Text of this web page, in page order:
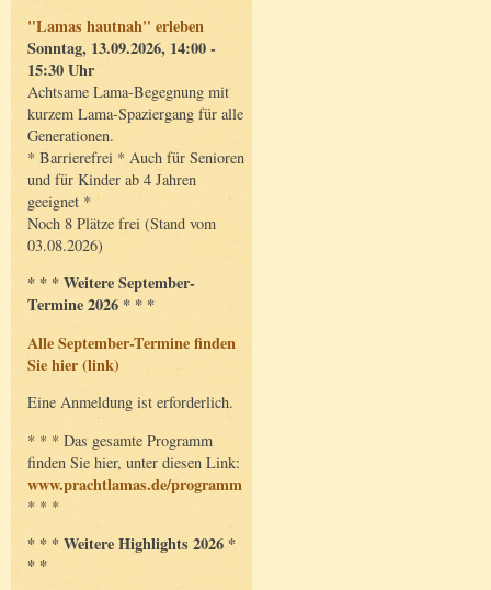
"Lamas hautnah" erleben
Sonntag, 13.09.2026, 14:00 -
15:30 Uhr
Achtsame Lama-Begegnung mit
kurzem Lama-Spaziergang für alle
Generationen.
* Barrierefrei * Auch für Senioren
und für Kinder ab 4 Jahren
geeignet *
Noch 8 Plätze frei (Stand vom
03.08.2026)
* * * Weitere September-
Termine 2026 * * *
Alle September-Termine finden
Sie hier (link)
Eine Anmeldung ist erforderlich.
* * * Das gesamte Programm
finden Sie hier, unter diesen Link:
www.prachtlamas.de/programm
* * *
* * * Weitere Highlights 2026 *
* *